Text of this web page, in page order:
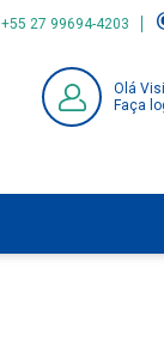
+55 27 99694-4203
Olá
Faça